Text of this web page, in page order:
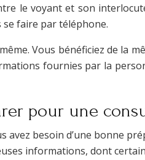
le voyant et son
faire par téléphone.
Vous bénéficiez de la
fournies par la
pour une
avez besoin d’une bonne
informations, dont